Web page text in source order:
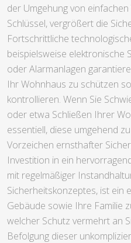
der Umgehung von
Schlüssel, vergrößert die
Fortschrittliche
beispielsweise elektronische
oder Alarmanlagen
Ihr Wohnhaus zu schützen
kontrollieren. Wenn Sie
oder etwa Schließen Ihrer
essentiell, diese umgehend
Vorzeichen ernsthafter
Investition in ein
mit regelmäßiger
Sicherheitskonzeptes, ist ein
Gebäude sowie Ihre Familie
welcher Schutz vermehrt an
Befolgung dieser